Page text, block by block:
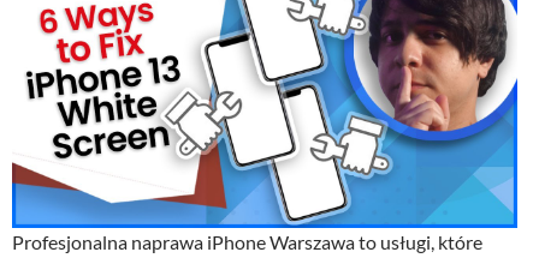
Profesjonalna naprawa iPhone Warszawa to usługi, które